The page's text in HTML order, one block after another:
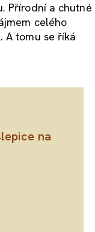
Přírodní a chutné
celého
A tomu se říká
na